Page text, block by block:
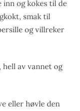
inn og kokes til de
smak til
og villreker
av vannet og
eller høvle den